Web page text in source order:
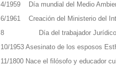
4/1959 Día mundial del Medio
6/1961 Creación del Ministerio del
8 Día del trabajador
10/1953 Asesinato de los esposos
11/1800 Nace el filósofo y educador